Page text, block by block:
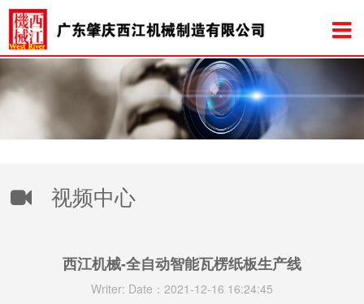
视频中心
西江机械-全自动智能瓦楞纸板生产线
Writer: Date：2021-12-16 16:24:45